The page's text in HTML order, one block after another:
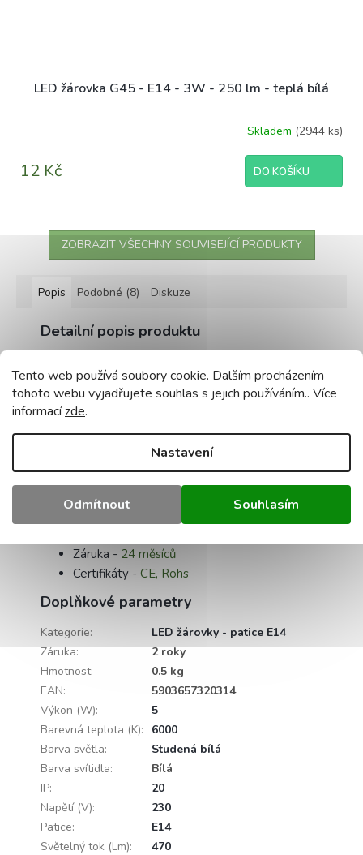
Tento web používá soubory cookie. Dalším procházením
tohoto webu vyjadřujete souhlas s jejich používáním.. Více
informacízde.
Nastavení
Odmítnout Souhlasím
LED žárovka G45 - E14 - 3W - 250 lm - teplá bílá
Skladem (2944 ks)
12 Kč DO KOŠÍKU
ZOBRAZIT VŠECHNY SOUVISEJÍCÍ PRODUKTY
Popis Podobné (8) Diskuze
Detailní popis produktu
Barva -studená bílá
Teplota barvy -
Příkon -5W
- 470Lm
Napětí- 230V
Typ LED -
Záruka - 24 měsíců
Certifikáty - CE, Rohs
Doplňkové parametry
Kategorie:
LED žárovky - patice E14
Záruka:
2 roky
Hmotnost:
0.5 kg
EAN:
5903657320314
Výkon (W):
5
Barevná teplota (K):
6000
Barva světla:
Studená bílá
Barva svítidla:
Bílá
IP:
20
Napětí (V):
230
Patice:
E14
Světelný tok (Lm):
470